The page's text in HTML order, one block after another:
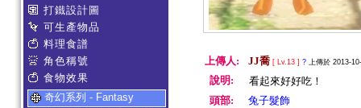
打鐵設計圖
可生產物品
料理食譜
角色稱號
食物效果
奇幻系列 - Fantasy
上傳人: JJ喬 [ Lv.13 ] ? 上傳於 2013-
說明:
看起來好好吃！
頭部:
兔子髮飾